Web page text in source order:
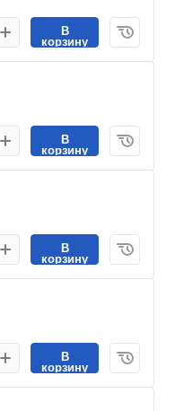
В
корзину
В
корзину
В
корзину
В
корзину